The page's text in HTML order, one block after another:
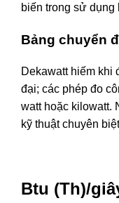
biến trong sử dụng
Bảng chuyển
Dekawatt hiếm khi
đại; các phép đo
watt hoặc kilowatt.
kỹ thuật chuyên
Btu (Th)/